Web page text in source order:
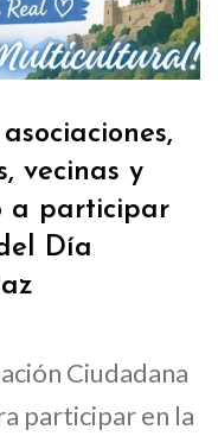
vecinas y
a participar
Día
Ciudadana
participar en la